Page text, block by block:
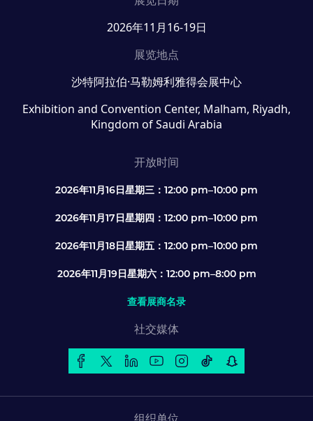
2026年11月16-19日
展览地点
沙特阿拉伯·马勒姆利雅得会展中心
Exhibition and Convention Center, Malham, Riyadh,
Kingdom of Saudi Arabia
开放时间
2026年11月16日星期三：12:00 pm–10:00 pm
2026年11月17日星期四：12:00 pm–10:00 pm
2026年11月18日星期五：12:00 pm–10:00 pm
2026年11月19日星期六：12:00 pm–8:00 pm
查看展商名录
社交媒体